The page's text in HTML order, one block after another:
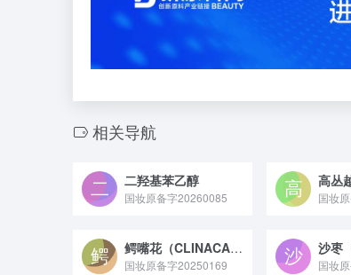
相关导航
二羟基苯乙醇
国妆原备字20260085 国妆
鳄嘴花（CLINACANTHUS NUTANS）叶/茎提取物
国妆原备字20250169